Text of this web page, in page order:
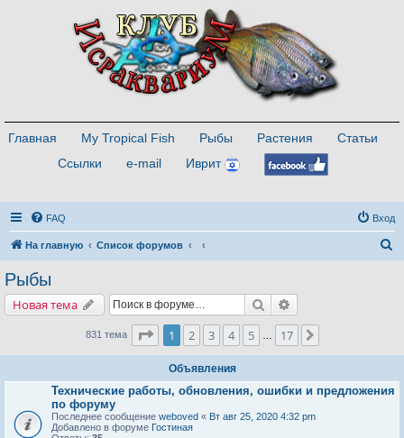
Главная My Tropical Fish Рыбы Растения
Статьи
Ссылки
e-mail Иврит
FAQ Вход
На главную Список форумов
Рыбы
Новая тема Поиск
831 тема Страница1 из
1 2 3 4 5 17
Объявления
Технические работы, обновления, ошибки и предложения
по форуму
Последнее сообщение weboved « Вт авг 25, 2020 4:32 pm
Добавлено в форуме Гостиная